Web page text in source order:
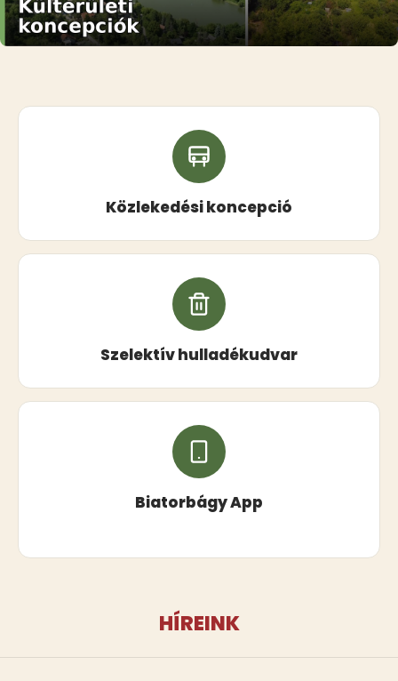
Közlekedési koncepció
Szelektív hulladékudvar
Biatorbágy App
HÍREINK